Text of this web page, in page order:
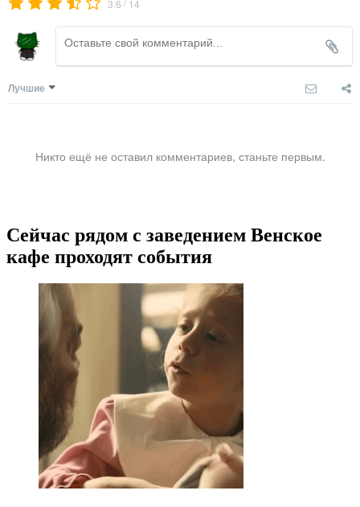
3.6 14
Лучшие
Никто ещё не оставил комментариев, станьте первым.
Сейчас рядом с заведением Венское
кафе проходят события